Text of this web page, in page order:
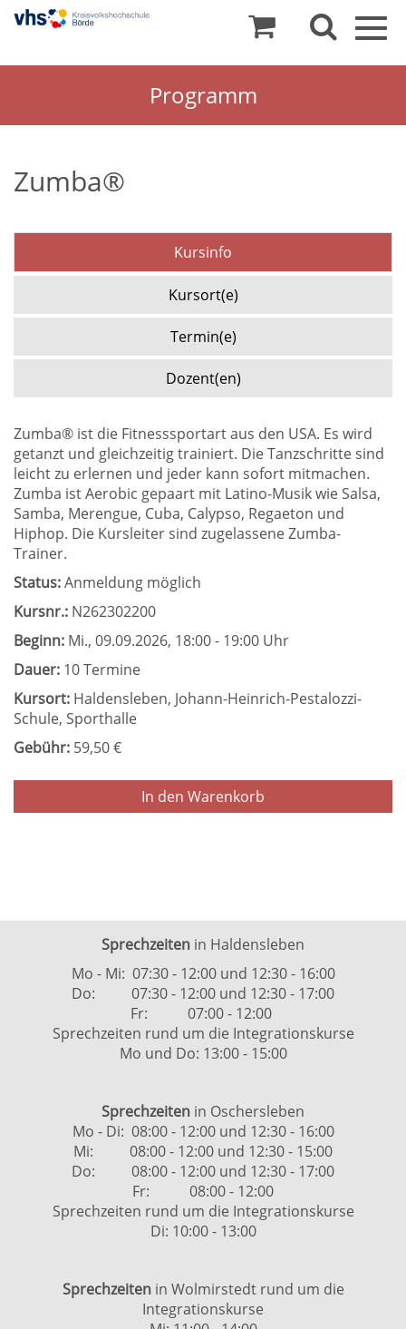
Programm
Zumba®
Kursinfo
Kursort(e)
Termin(e)
Dozent(en)
Zumba® ist die Fitnesssportart aus den USA. Es wird
getanzt und gleichzeitig trainiert. Die Tanzschritte sind
leicht zu erlernen und jeder kann sofort mitmachen.
Zumba ist Aerobic gepaart mit Latino-Musik wie Salsa,
Samba, Merengue, Cuba, Calypso, Regaeton und
Hiphop. Die Kursleiter sind zugelassene Zumba-
Trainer.
Status:Anmeldung möglich
Kursnr.: N262302200
Beginn: Mi., 09.09.2026, 18:00 - 19:00 Uhr
Dauer: 10 Termine
Kursort: Haldensleben, Johann-Heinrich-Pestalozzi-
Schule, Sporthalle
Gebühr: 59,50 €
In den Warenkorb
Sprechzeiten in Haldensleben
Mo - Mi: 07:30 - 12:00 und 12:30 - 16:00
Do: 07:30 - 12:00 und 12:30 - 17:00
Fr: 07:00 - 12:00
Sprechzeiten rund um die Integrationskurse
Mo und Do: 13:00 - 15:00
Sprechzeiten in Oschersleben
Mo - Di: 08:00 - 12:00 und 12:30 - 16:00
Mi: 08:00 - 12:00 und 12:30 - 15:00
Do: 08:00 - 12:00 und 12:30 - 17:00
Fr: 08:00 - 12:00
Sprechzeiten rund um die Integrationskurse
Di: 10:00 - 13:00
Sprechzeiten in Wolmirstedt rund um die
Integrationskurse